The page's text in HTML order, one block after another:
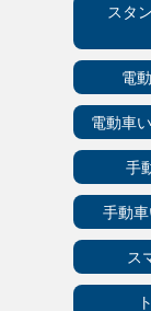
スタ
電
電動車
手
手動
ス